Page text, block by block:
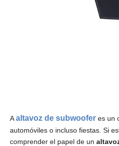
Aaltavoz de subwoofer es un
automóviles o incluso fiestas. Si
comprender el papel de un